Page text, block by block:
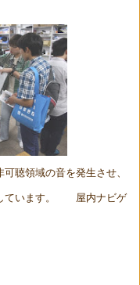
聴領域の音を発生させ、
しています。 屋内ナビゲ